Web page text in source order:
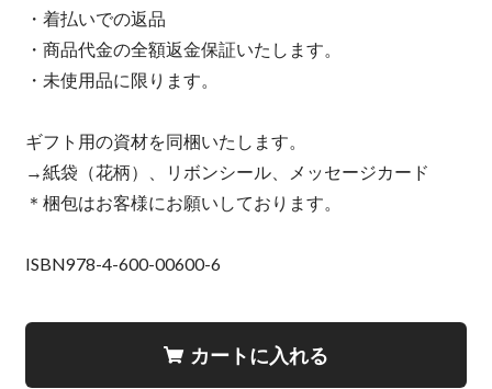
・着払いでの返品
・商品代金の全額返金保証いたします。
・未使用品に限ります。
ギフト用の資材を同梱いたします。
→紙袋（花柄）、リボンシール、メッセージカード
＊梱包はお客様にお願いしております。
ISBN978-4-600-00600-6
カートに入れる